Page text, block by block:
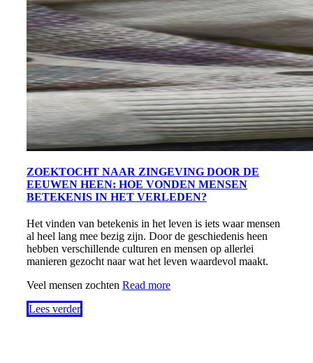
ZOEKTOCHT NAAR ZINGEVING DOOR DE
EEUWEN HEEN: HOE VONDEN MENSEN
BETEKENIS IN HET VERLEDEN?
Het vinden van betekenis in het leven is iets waar mensen
al heel lang mee bezig zijn. Door de geschiedenis heen
hebben verschillende culturen en mensen op allerlei
manieren gezocht naar wat het leven waardevol maakt.
Veel mensen zochten Read more
Lees verder